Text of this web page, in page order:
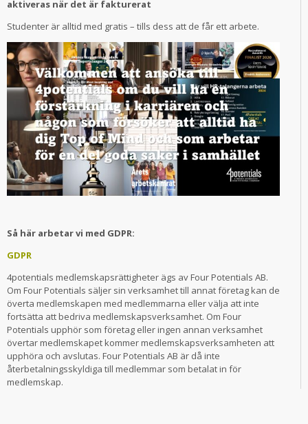
aktiveras när det är fakturerat
Studenter är alltid med gratis – tills dess att de får ett arbete.
Så här arbetar vi med GDPR:
GDPR
4potentials medlemskapsrättigheter ägs av Four Potentials AB.
Om Four Potentials säljer sin verksamhet till annat företag kan de
överta medlemskapen med medlemmarna eller välja att inte
fortsätta att bedriva medlemskapsverksamhet. Om Four
Potentials upphör som företag eller ingen annan verksamhet
övertar medlemskapet kommer medlemskapsverksamheten att
upphöra och avslutas. Four Potentials AB är då inte
återbetalningsskyldiga till medlemmar som betalat in för
medlemskap.